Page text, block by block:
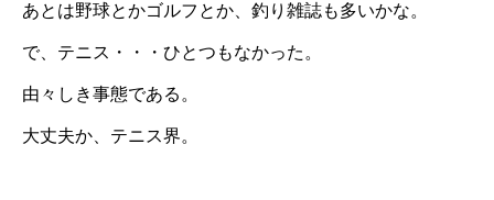
あとは野球とかゴルフとか、釣り雑誌も多いかな。
で、テニス・・・ひとつもなかった。
由々しき事態である。
大丈夫か、テニス界。